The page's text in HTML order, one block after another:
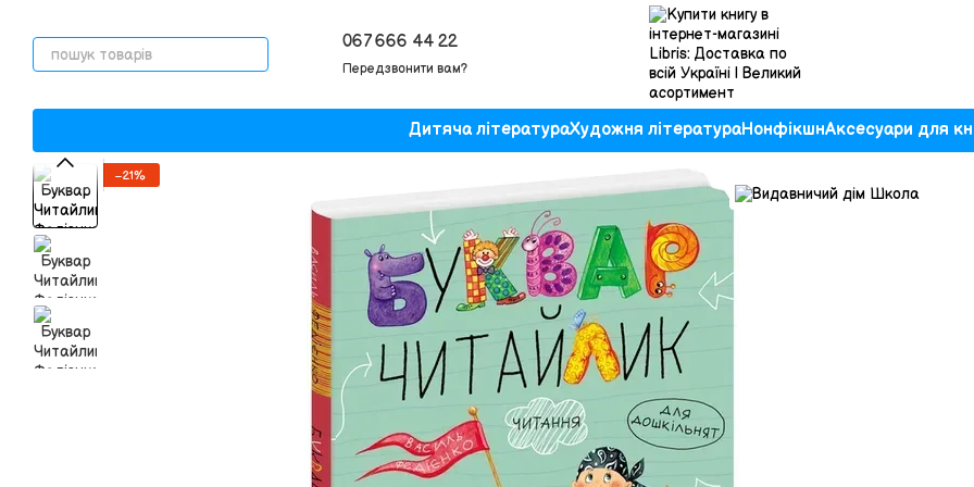
067 666 44 22
Передзвонити вам?
Дитяча літератураХудожня літератураНонфікшнАксесуари для
−21%